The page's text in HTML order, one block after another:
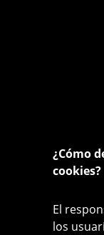
¿Cómo
cookies?
El
los